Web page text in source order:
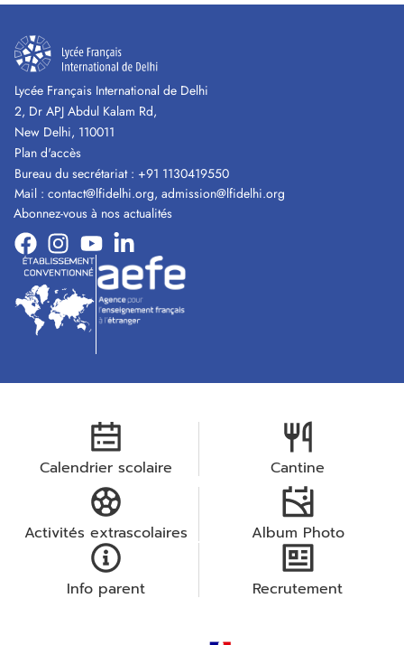
Lycée Français International de Delhi
2, Dr APJ Abdul Kalam Rd,
New Delhi, 110011
Plan d'accès
Bureau du secrétariat : +91 1130419550
Mail : contact@lfidelhi.org, admission@lfidelhi.org
Abonnez-vous à nos actualités
Calendrier scolaire Cantine
Activités extrascolaires Album Photo
Info parent Recrutement